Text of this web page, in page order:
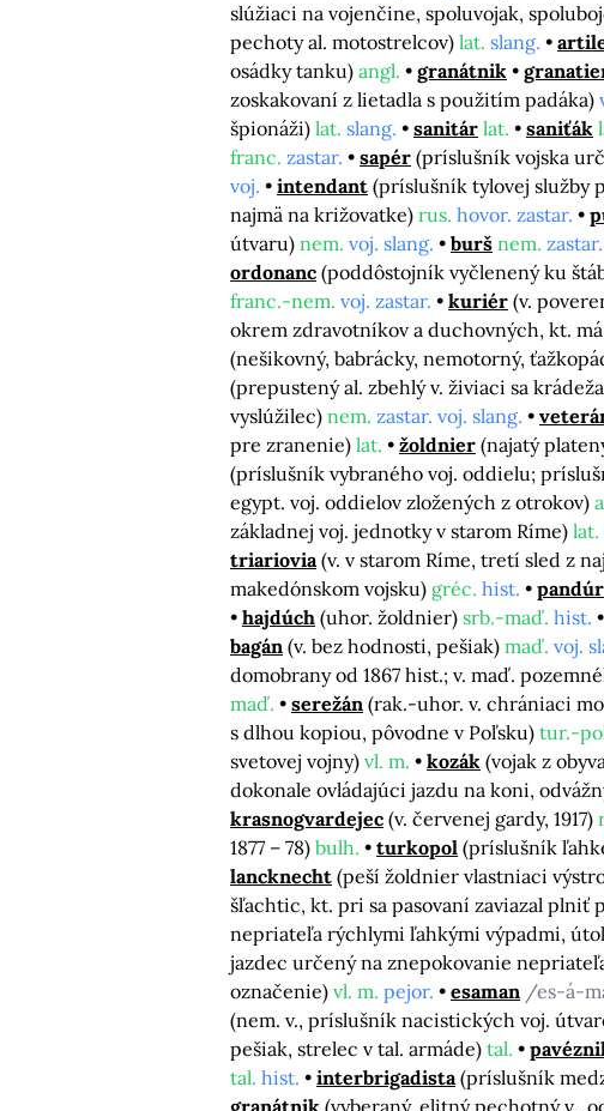
slúžiaci na vojenčine, spoluvojak,
pechoty al. motostrelcov) lat. slang.
osádky tanku) angl. granátnik
zoskakovaní z lietadla s použitím padáka)
špionáži) lat. slang. sanitár lat. saniťák
franc. zastar. sapér (príslušník vojska
voj.
intendant (príslušník tylovej služby
najmä na križovatke) rus. hovor. zastar.
útvaru) nem. voj. slang. burš nem. zastar.
ordonanc (poddôstojník vyčlenený ku
franc.-nem. voj. zastar. kuriér (v.
okrem zdravotníkov a duchovných, kt.
(nešikovný, babrácky, nemotorný,
(prepustený al. zbehlý v. živiaci sa
vyslúžilec) nem. zastar. voj. slang.
pre zranenie) lat. žoldnier (najatý
(príslušník vybraného voj. oddielu;
egypt. voj. oddielov zložených z otrokov)
základnej voj. jednotky v starom Ríme) lat.
triariovia (v. v starom Ríme, tretí sled z
makedónskom vojsku) gréc. hist. pandúr
hajdúch (uhor. žoldnier) srb.-maď. hist.
bagán (v. bez hodnosti, pešiak) maď. voj.
domobrany od 1867 hist.; v. maď.
maď.
serežán (rak.-uhor. v. chrániaci
s dlhou kopiou, pôvodne v Poľsku) tur.-
svetovej vojny) vl. m. kozák (vojak z
dokonale ovládajúci jazdu na koni,
krasnogvardejec (v. červenej gardy, 1917)
1877 – 78) bulh. turkopol (príslušník
lancknecht (peší žoldnier vlastniaci
šľachtic, kt. pri sa pasovaní zaviazal plniť
nepriateľa rýchlymi ľahkými výpadmi,
jazdec určený na znepokovanie
označenie) vl. m. pejor. esaman /es-á-
(nem. v., príslušník nacistických voj.
pešiak, strelec v tal. armáde) tal.
tal. hist. interbrigadista (príslušník